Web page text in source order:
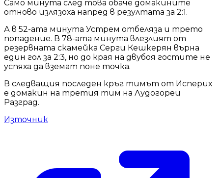
Само минута след това обаче домакините
отново излязоха напред в резултата за 2:1.
А в 52-ата минута Устрем отбеляза и трето
попадение. В 78-ата минута влезлият от
резервната скамейка Серги Кешкерян върна
един гол за 2:3, но до края на двубоя гостите не
успяха да вземат поне точка.
В следващия последен кръг тимът от Исперих
е домакин на третия тим на Лудогорец
Разград.
Източник